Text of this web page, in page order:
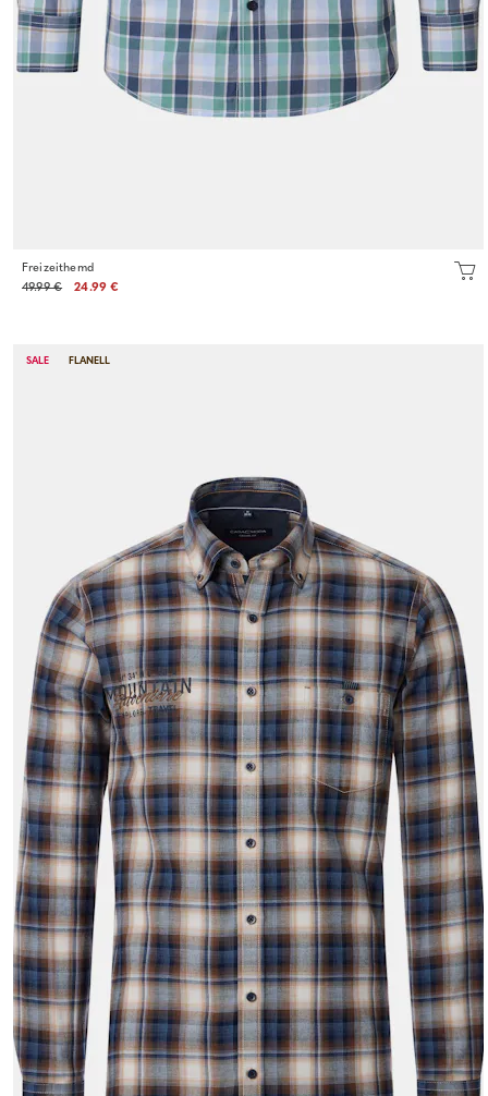
Freizeithemd
49.99 €
24.99 €
SALE FLANELL